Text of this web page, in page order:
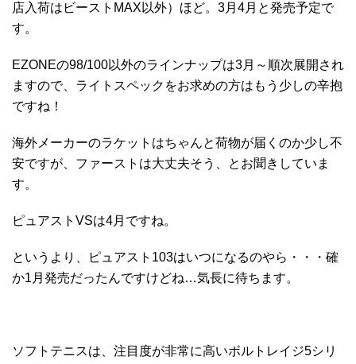
店入荷はビーストMAX以外）ほど。3月4月と発売予定で
す。
EZONEの98/100以外のラインナップは3月～順次展開され
ますので、ライトスペックをお求めの方はもう少しの辛抱
ですね！
海外メーカーのラケットはちゃんと荷物が届くのか少し不
安ですが、ファーストは大丈夫そう、とお聞きしていま
す。
ピュアストVSは4月ですね。
というより、ピュアスト103はいつになるのやら・・・確
か1月発売だったんですけどね…気長に待ちます。
ソフトテニスは、注目度が非常に高いボルトレイジ5シリ